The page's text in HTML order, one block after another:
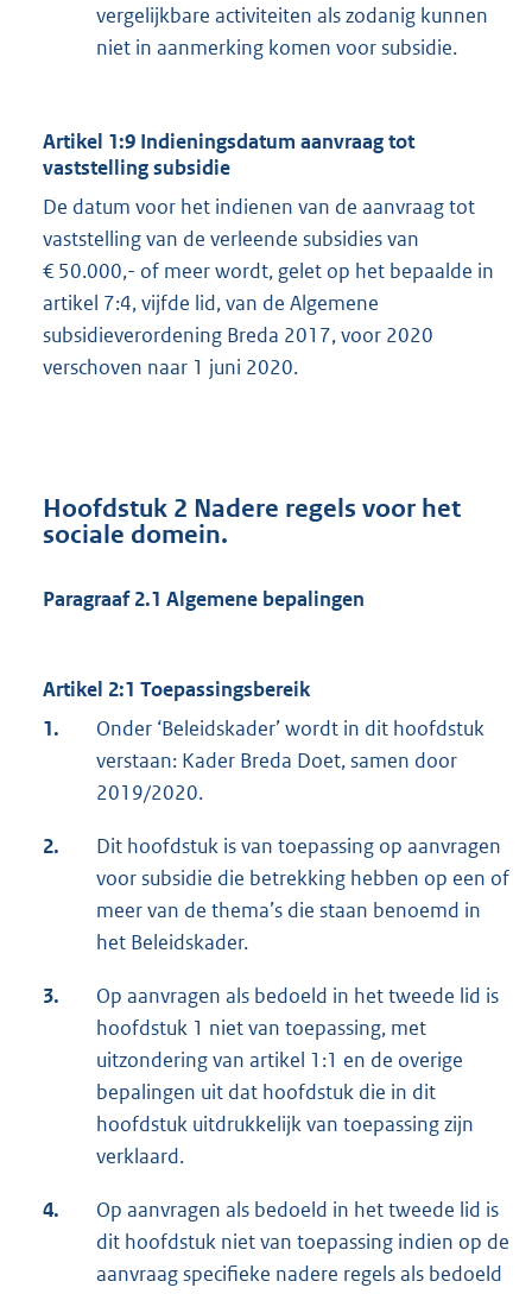
vergelijkbare activiteiten als zodanig kunnen
niet in aanmerking komen voor subsidie.
Artikel 1:9 Indieningsdatum aanvraag tot
vaststelling subsidie
De datum voor het indienen van de aanvraag tot
vaststelling van de verleende subsidies van
€ 50.000,- of meer wordt, gelet op het bepaalde in
artikel 7:4, vijfde lid, van de Algemene
subsidieverordening Breda 2017, voor 2020
verschoven naar 1 juni 2020.
Hoofdstuk 2 Nadere regels voor het
sociale domein.
Paragraaf 2.1 Algemene bepalingen
Artikel 2:1 Toepassingsbereik
1.
Onder ‘Beleidskader’ wordt in dit hoofdstuk
verstaan: Kader Breda Doet, samen door
2019/2020.
2.
Dit hoofdstuk is van toepassing op aanvragen
voor subsidie die betrekking hebben op een of
meer van de thema’s die staan benoemd in
het Beleidskader.
3.
Op aanvragen als bedoeld in het tweede lid is
hoofdstuk 1 niet van toepassing, met
uitzondering van artikel 1:1 en de overige
bepalingen uit dat hoofdstuk die in dit
hoofdstuk uitdrukkelijk van toepassing zijn
verklaard.
4.
Op aanvragen als bedoeld in het tweede lid is
dit hoofdstuk niet van toepassing indien op de
aanvraag specifieke nadere regels als bedoeld